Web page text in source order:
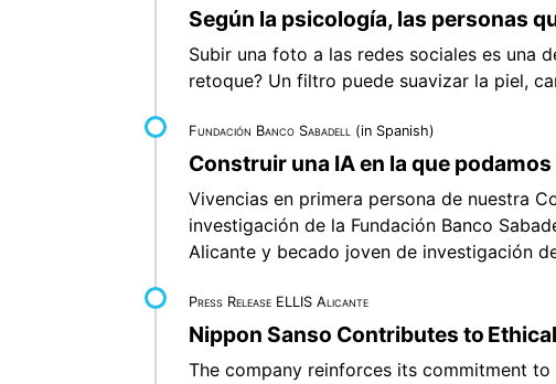
Según la psicología, las personas
Subir una foto a las redes sociales es una
retoque? Un filtro puede suavizar la piel,
Fundación Banco Sabadell (in Spanish)
Construir una IA en la que
Vivencias en primera persona de nuestra
investigación de la Fundación Banco
Alicante y becado joven de investigación
Press Release ELLIS Alicante
Nippon Sanso Contributes to
The company reinforces its commitment